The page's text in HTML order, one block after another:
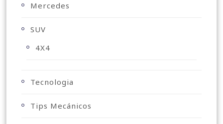
Mercedes
SUV
4X4
Tecnologia
Tips Mecánicos